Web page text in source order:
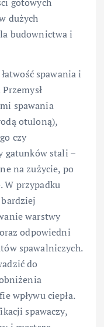
dużych
budownictwa i
spawania i
spawania
otuloną),
czy
gatunków stali –
na zużycie, po
W przypadku
warstwy
odpowiedni
spawalniczych.
do
wpływu ciepła.
spawaczy,